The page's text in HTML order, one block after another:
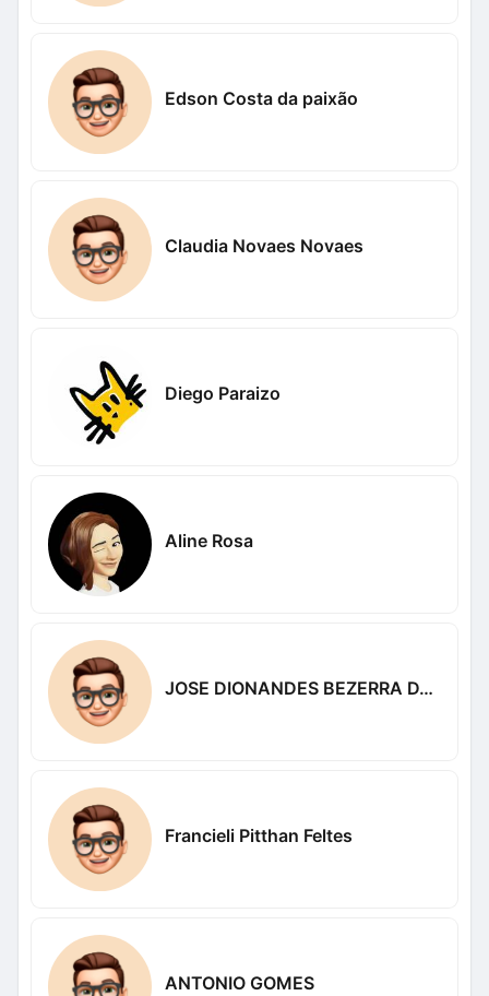
Edson Costa da paixão
Claudia Novaes Novaes
Diego Paraizo
Aline Rosa
JOSE DIONANDES BEZERRA DA SILVA
Francieli Pitthan Feltes
ANTONIO GOMES